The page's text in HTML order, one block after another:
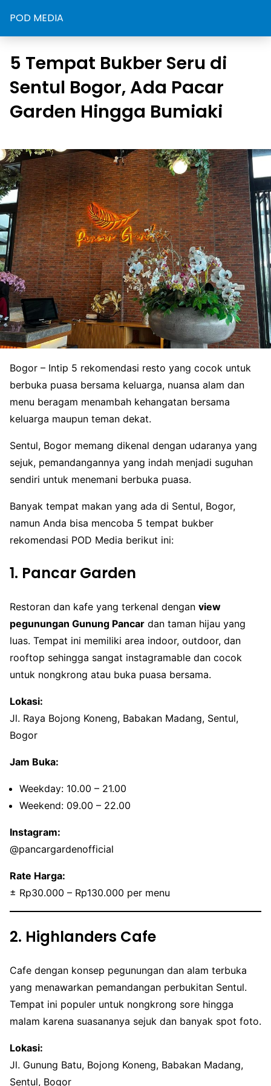
POD MEDIA
5 Tempat Bukber Seru di
Sentul Bogor, Ada Pacar
Garden Hingga Bumiaki
Bogor – Intip 5 rekomendasi resto yang cocok untuk
berbuka puasa bersama keluarga, nuansa alam dan
menu beragam menambah kehangatan bersama
keluarga maupun teman dekat.
Sentul, Bogor memang dikenal dengan udaranya yang
sejuk, pemandangannya yang indah menjadi suguhan
sendiri untuk menemani berbuka puasa.
Banyak tempat makan yang ada di Sentul, Bogor,
namun Anda bisa mencoba 5 tempat bukber
rekomendasi POD Media berikut ini:
1. Pancar Garden
Restoran dan kafe yang terkenal dengan view
pegunungan Gunung Pancar dan taman hijau yang
luas. Tempat ini memiliki area indoor, outdoor, dan
rooftop sehingga sangat instagramable dan cocok
untuk nongkrong atau buka puasa bersama.
Lokasi:
Jl. Raya Bojong Koneng, Babakan Madang, Sentul,
Bogor
Jam Buka:
Weekday: 10.00 – 21.00
Weekend: 09.00 – 22.00
Instagram:
@pancargardenofficial
Rate Harga:
± Rp30.000 – Rp130.000 per menu
2. Highlanders Cafe
Cafe dengan konsep pegunungan dan alam terbuka
yang menawarkan pemandangan perbukitan Sentul.
Tempat ini populer untuk nongkrong sore hingga
malam karena suasananya sejuk dan banyak spot foto.
Lokasi:
Jl. Gunung Batu, Bojong Koneng, Babakan Madang,
Sentul, Bogor